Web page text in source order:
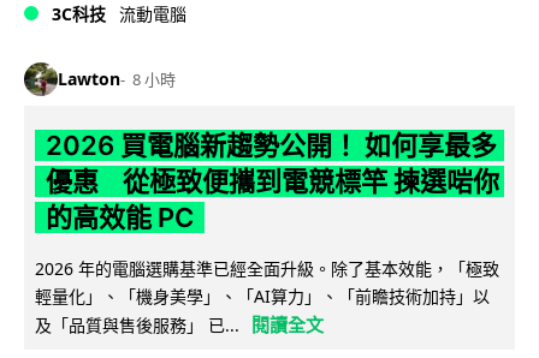
3C科技 流動電腦
Lawton 8 小時
2026 買電腦新趨勢公開！ 如何享最多
優惠 從極致便攜到電競標竿 揀選啱你
的高效能 PC
2026 年的電腦選購基準已經全面升級。除了基本效能，「極致
輕量化」、「機身美學」、「AI算力」、「前瞻技術加持」以
及「品質與售後服務」 已...
閱讀全文